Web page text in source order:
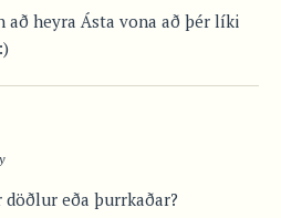
að heyra Ásta vona að þér líki
eða þurrkaðar?